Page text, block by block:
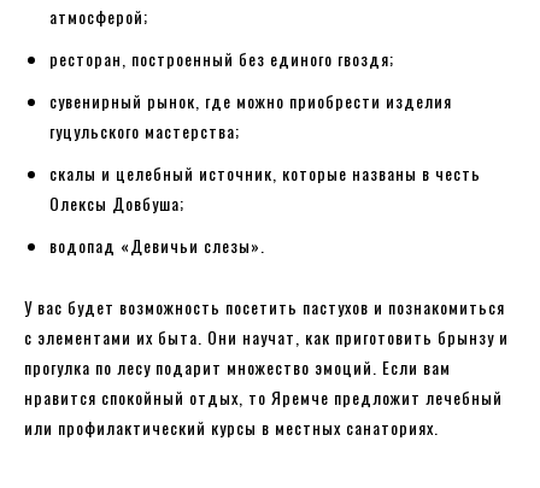
атмосферой;
ресторан, построенный без единого гвоздя;
сувенирный рынок, где можно приобрести изделия
гуцульского мастерства;
скалы и целебный источник, которые названы в честь
Олексы Довбуша;
водопад «Девичьи слезы».
У вас будет возможность посетить пастухов и познакомиться
с элементами их быта. Они научат, как приготовить брынзу и
прогулка по лесу подарит множество эмоций. Если вам
нравится спокойный отдых, то Яремче предложит лечебный
или профилактический курсы в местных санаториях.